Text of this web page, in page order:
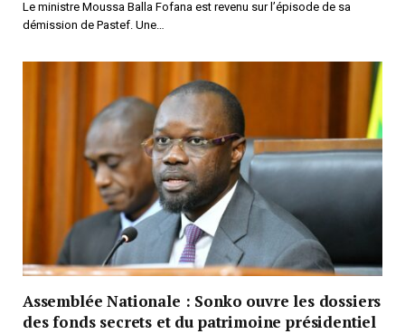
Le ministre Moussa Balla Fofana est revenu sur l’épisode de sa
démission de Pastef. Une…
Assemblée Nationale : Sonko ouvre les dossiers
des fonds secrets et du patrimoine présidentiel